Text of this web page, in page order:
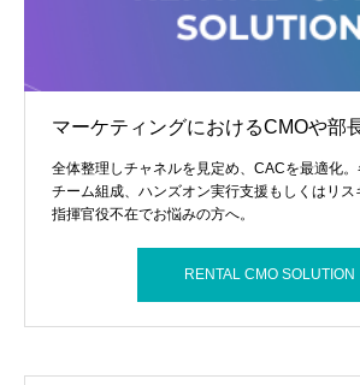
マーケティングにおけるCMOや部
全体整理しチャネルを見定め、CACを最適化
チーム組成、ハンズオン実行支援もしくはリス
指揮官役不在でお悩みの方へ。
RENTAL CMO SOLUTION